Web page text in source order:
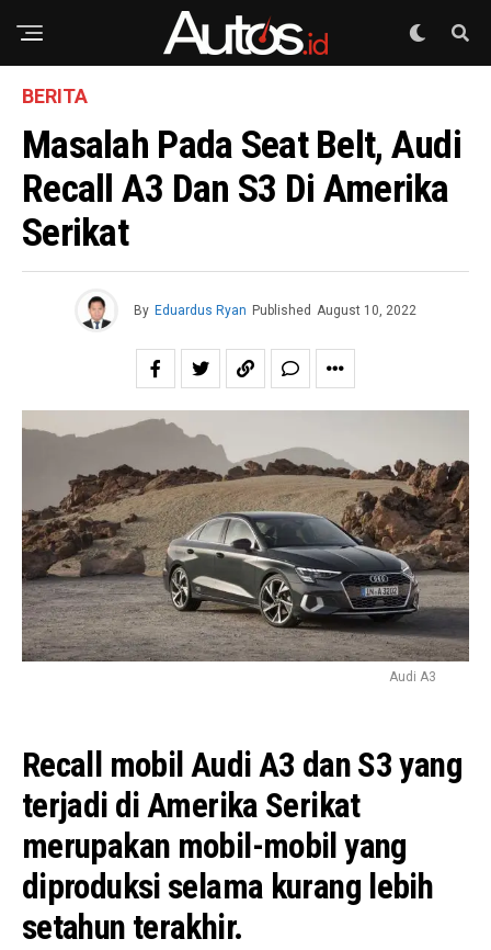
BERITA
Masalah Pada Seat Belt, Audi
Recall A3 Dan S3 Di Amerika
Serikat
By Eduardus Ryan Published August 10, 2022
Audi A3
Recall mobil Audi A3 dan S3 yang
terjadi di Amerika Serikat
merupakan mobil-mobil yang
diproduksi selama kurang lebih
setahun terakhir.